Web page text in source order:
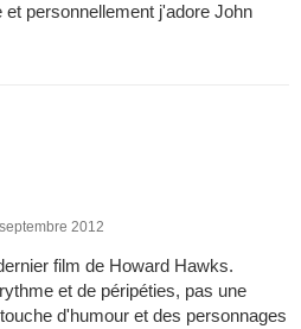
personnellement j'adore John
2012
film de Howard Hawks.
et de péripéties, pas une
d'humour et des personnages